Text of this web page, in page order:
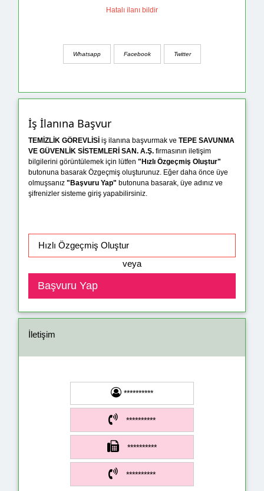
Hatalı ilanı bildir
Whatsapp Facebook Twitter
İş İlanına Başvur
TEMİZLİK GÖREVLİSİ iş ilanına başvurmak ve TEPE SAVUNMA
VE GÜVENLİK SİSTEMLERİ SAN. A.Ş. firmasının iletişim
bilgilerini görüntülemek için lütfen "Hızlı Özgeçmiş Oluştur"
butonuna basarak Özgeçmiş oluşturunuz. Eğer daha önce üye
olmuşsanız "Başvuru Yap" butonuna basarak, üye adınız ve
şifrenizler sisteme giriş yapabilirsiniz.
veya
İletişim
**********
**********
**********
**********